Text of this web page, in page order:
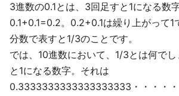
3進数の0.1とは、3回足すと1になる数字
0.1+0.1=0.2。0.2+0.1は繰り上がって1
分数で表すと1/3のことです。
では、10進数において、1/3とは何で
と1になる数字。それは
0.3333333333333333333・・・・・